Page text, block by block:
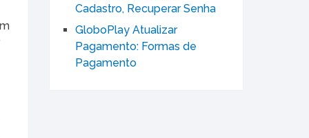
Cadastro, Recuperar Senha
GloboPlay Atualizar
Pagamento: Formas de
Pagamento